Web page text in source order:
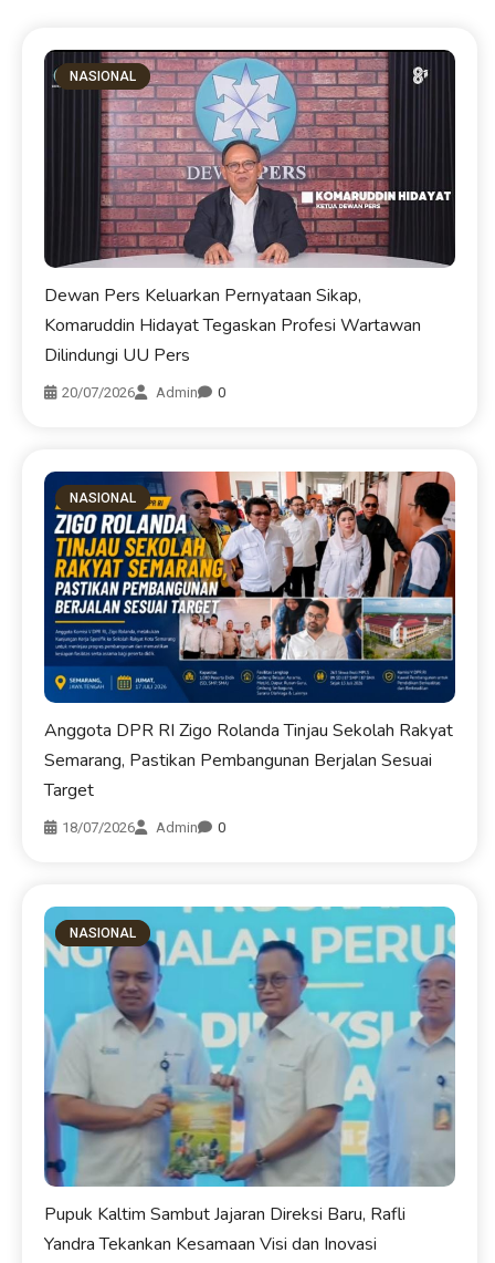
NASIONAL
Dewan Pers Keluarkan Pernyataan Sikap,
Komaruddin Hidayat Tegaskan Profesi Wartawan
Dilindungi UU Pers
20/07/2026 Admin 0
NASIONAL
Anggota DPR RI Zigo Rolanda Tinjau Sekolah Rakyat
Semarang, Pastikan Pembangunan Berjalan Sesuai
Target
18/07/2026 Admin 0
NASIONAL
Pupuk Kaltim Sambut Jajaran Direksi Baru, Rafli
Yandra Tekankan Kesamaan Visi dan Inovasi